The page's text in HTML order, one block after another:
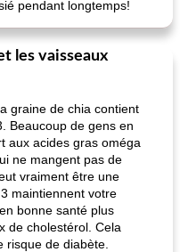
pendant longtemps!
les vaisseaux
graine de chia contient
Beaucoup de gens en
aux acides gras oméga
ne mangent pas de
vraiment être une
maintiennent votre
bonne santé plus
de cholestérol. Cela
risque de diabète.